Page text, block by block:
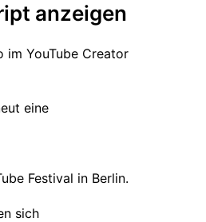
anzeigen
im YouTube Creator
eine
Festival in Berlin.
sich